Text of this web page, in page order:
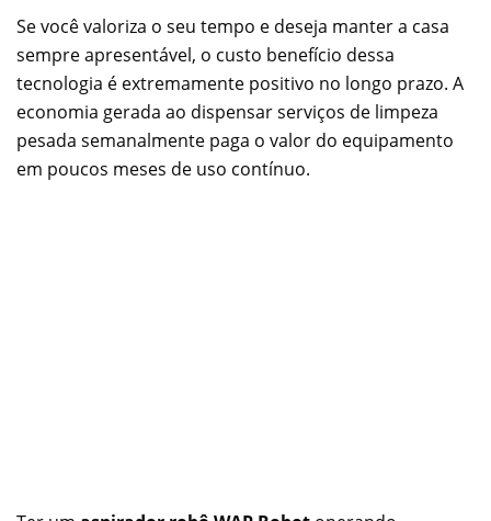
Se você valoriza o seu tempo e deseja manter a casa
sempre apresentável, o custo benefício dessa
tecnologia é extremamente positivo no longo prazo. A
economia gerada ao dispensar serviços de limpeza
pesada semanalmente paga o valor do equipamento
em poucos meses de uso contínuo.